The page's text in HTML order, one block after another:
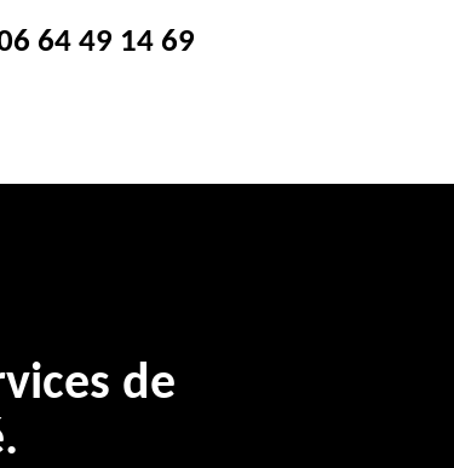
64 49 14 69
de